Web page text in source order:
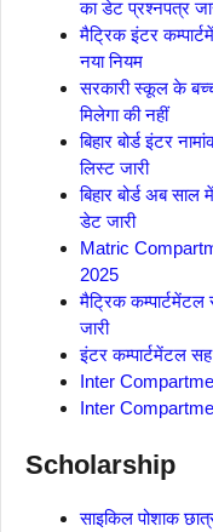
का डेट प्रश्नपत्र
मैट्रिक इंटर
नया नियम
सरकारी स्कूल के
मिलेगा की नहीं
बिहार बोर्ड इंटर
लिस्ट जारी
बिहार बोर्ड अब साल
डेट जारी
Matric
2025
मैट्रिक कम्पार्टमेंटल
जारी
इंटर कम्पार्टमेंटल सह
Inter
Inter
Scholarship
साइकिल पोशाक